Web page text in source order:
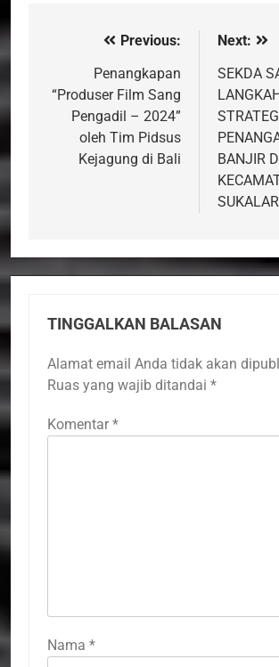
NavigasiPrevious:
Penangkapan
“Produser Film Sang
Pengadil – 2024”
oleh Tim Pidsus
Kejagung di Bali
Next:
SEKDA
BANJIR
TINGGALKAN BALASAN
Alamat email Anda tidak akan
Ruas yang wajib ditandai *
Komentar *
Nama *